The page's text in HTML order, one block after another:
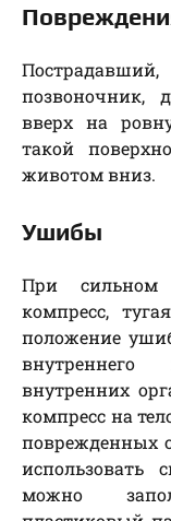
позвоночник,
вверх на
такой
животом вниз.
Ушибы
При сильном
компресс,
положение
внутренних
компресс на
поврежденных
можно